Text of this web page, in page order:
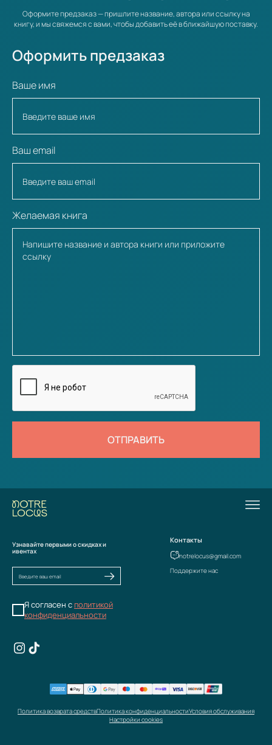
Оформите предзаказ — пришлите название, автора или ссылку на
книгу, и мы свяжемся с вами, чтобы добавить её в ближайшую поставку.
Оформить предзаказ
Ваше имя
Ваш email
Желаемая книга
ОТПРАВИТЬ
Узнавайте первыми о скидках и
ивентах
Я согласен с политикой
конфиденциальности
Контакты
notrelocus@gmail.com
Поддержите нас
Политика возврата средствПолитика конфиденциальностиУсловия обслуживания
Настройки cookies